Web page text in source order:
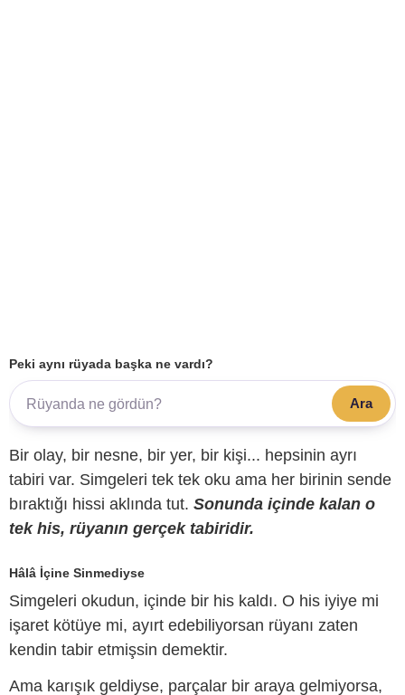
Peki aynı rüyada başka ne vardı?
Ara
Bir olay, bir nesne, bir yer, bir kişi... hepsinin ayrı
tabiri var. Simgeleri tek tek oku ama her birinin sende
bıraktığı hissi aklında tut. Sonunda içinde kalan o
tek his, rüyanın gerçek tabiridir.
Hâlâ İçine Sinmediyse
Simgeleri okudun, içinde bir his kaldı. O his iyiye mi
işaret kötüye mi, ayırt edebiliyorsan rüyanı zaten
kendin tabir etmişsin demektir.
Ama karışık geldiyse, parçalar bir araya gelmiyorsa,